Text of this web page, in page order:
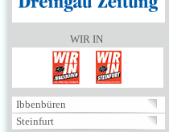
WIR IN
Ibbenbüren
Steinfurt